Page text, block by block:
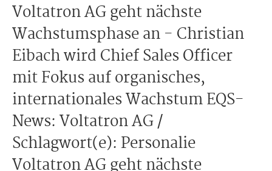
Voltatron AG geht nächste
Wachstumsphase an - Christian
Eibach wird Chief Sales Officer
mit Fokus auf organisches,
internationales Wachstum EQS-
News: Voltatron AG /
Schlagwort(e): Personalie
Voltatron AG geht nächste